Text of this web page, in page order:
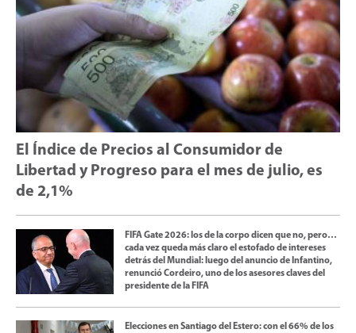
El Índice de Precios al Consumidor de
Libertad y Progreso para el mes de julio, es
de 2,1%
FIFA Gate 2026: los de la corpo dicen que no, pero…
cada vez queda más claro el estofado de intereses
detrás del Mundial: luego del anuncio de Infantino,
renunció Cordeiro, uno de los asesores claves del
presidente de la FIFA
Elecciones en Santiago del Estero: con el 66% de los